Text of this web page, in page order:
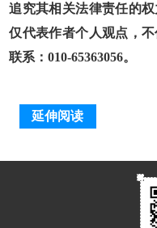
追究其相关法律责任的
仅代表作者个人观点，
联系：010-65363056。
延伸阅读